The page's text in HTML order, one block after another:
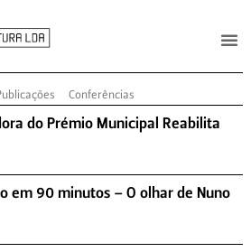
Conferências
do Prémio Municipal Reabilita
em 90 minutos – O olhar de Nuno